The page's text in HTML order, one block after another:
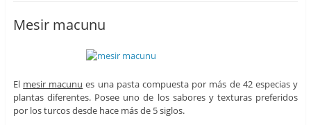
Mesir macunu
El mesir macunu es una pasta compuesta por más de 42 especias y
plantas diferentes. Posee uno de los sabores y texturas preferidos
por los turcos desde hace más de 5 siglos.